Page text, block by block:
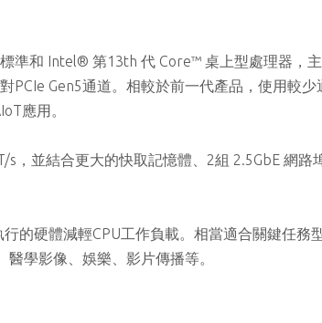
準和 Intel® 第13th 代 Core™ 桌上型處理器，
Gen5通道。相較於前一代產品，使用較少
應用。
，並結合更大的快取記憶體、2組 2.5GbE 網路
的硬體減輕CPU工作負載。相當適合關鍵任務
學影像、娛樂、影片傳播等。